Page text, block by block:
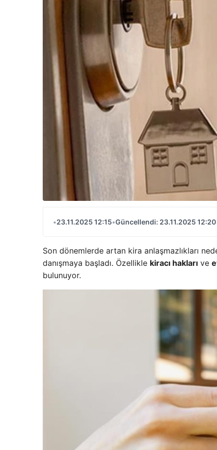
•23.11.2025 12:15•Güncellendi: 23.11.2025 12:20
Son dönemlerde artan kira anlaşmazlıkları
danışmaya başladı. Özellikle kiracı hakları ve
bulunuyor.